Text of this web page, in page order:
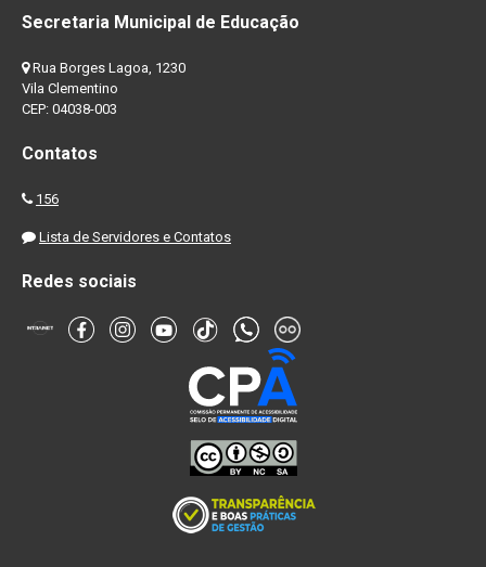
Secretaria Municipal de Educação
Rua Borges Lagoa, 1230
Vila Clementino
CEP: 04038-003
Contatos
156
Lista de Servidores e Contatos
Redes sociais